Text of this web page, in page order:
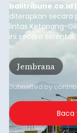
balitribune.co.id
diterapkan secara
lintas Ketapang-
ini secara
empat pelabuhan
Pelabuhan Merak,
Lembar pada
Jembrana
Submitted by
Baca